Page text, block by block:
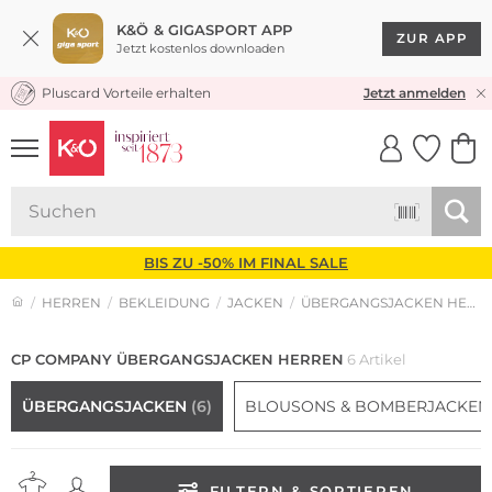
K&Ö & GIGASPORT APP
Jetzt kostenlos downloaden
ZUR APP
KOSTENLOSER VERSAND* & RÜCKVERSAND
Pluscard Vorteile erhalten Jetzt anmelden
UNSERE APP
CLICK &
BIS ZU -50% IM FINAL SALE
HERREN BEKLEIDUNG JACKEN ÜBERGANGSJACKEN HERREN
CP COMPANY ÜBERGANGSJACKEN HERREN 6 Artikel
ÜBERGANGSJACKEN (6) BLOUSONS &